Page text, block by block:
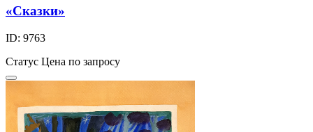
«Сказки»
ID: 9763
Статус Цена по запросу